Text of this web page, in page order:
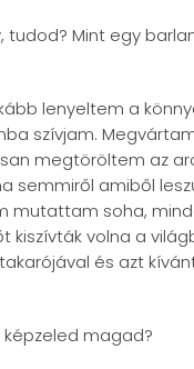
tudod? Mint egy
lenyeltem a
szívjam.
megtöröltem az
semmiről amiből
mutattam soha,
kiszívták volna a
és azt
képzeled magad?